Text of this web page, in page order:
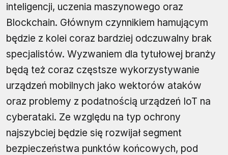
inteligencji, uczenia maszynowego oraz
Blockchain. Głównym czynnikiem hamującym
będzie z kolei coraz bardziej odczuwalny brak
specjalistów. Wyzwaniem dla tytułowej branży
będą też coraz częstsze wykorzystywanie
urządzeń mobilnych jako wektorów ataków
oraz problemy z podatnością urządzeń IoT na
cyberataki. Ze względu na typ ochrony
najszybciej będzie się rozwijał segment
bezpieczeństwa punktów końcowych, pod